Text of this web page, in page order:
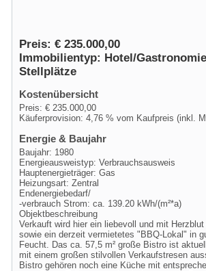
Preis: € 235.000,00
Immobilientyp: Hotel/Gastronomie
Stellplätze
Kostenübersicht
Preis: € 235.000,00
Käuferprovision: 4,76 % vom Kaufpreis (inkl.
Energie & Baujahr
Baujahr: 1980
Energieausweistyp: Verbrauchsausweis
Hauptenergieträger: Gas
Heizungsart: Zentral
Endenergiebedarf/
-verbrauch Strom: ca. 139.20 kWh/(m²*a)
Objektbeschreibung
Verkauft wird hier ein liebevoll und mit
sowie ein derzeit vermietetes "BBQ-Lokal" in
Feucht. Das ca. 57,5 m² große Bistro ist
mit einem großen stilvollen Verkaufstresen
Bistro gehören noch eine Küche mit